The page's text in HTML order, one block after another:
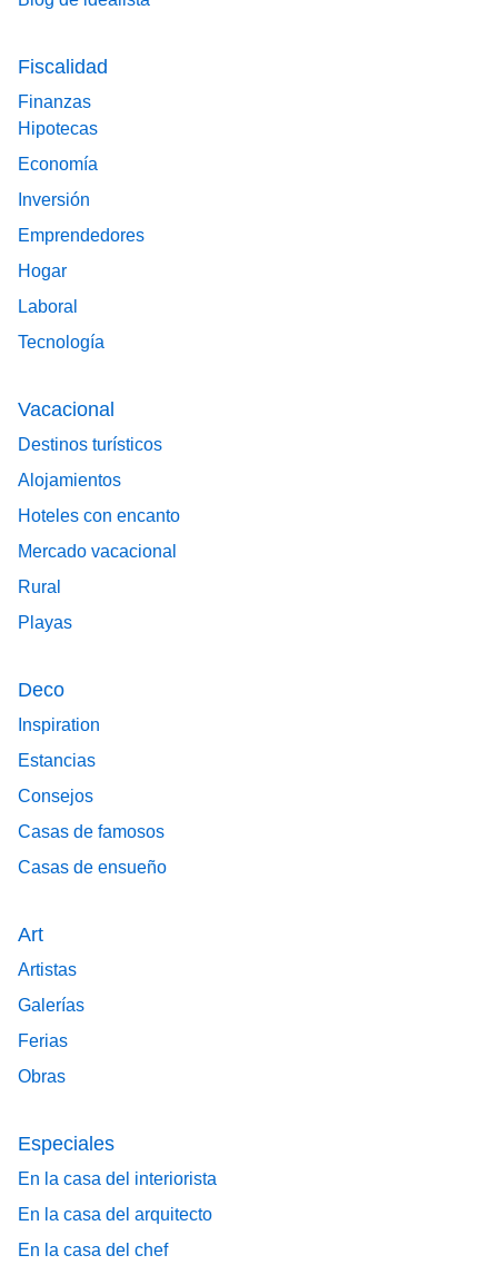
Fiscalidad
Finanzas
Hipotecas
Economía
Inversión
Emprendedores
Hogar
Laboral
Tecnología
Vacacional
Destinos turísticos
Alojamientos
Hoteles con encanto
Mercado vacacional
Rural
Playas
Deco
Inspiration
Estancias
Consejos
Casas de famosos
Casas de ensueño
Art
Artistas
Galerías
Ferias
Obras
Especiales
En la casa del interiorista
En la casa del arquitecto
En la casa del chef